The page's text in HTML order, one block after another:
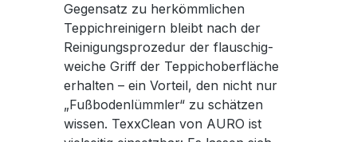
Gegensatz zu herkömmlichen
Teppichreinigern bleibt nach der
Reinigungsprozedur der flauschig-
weiche Griff der Teppichoberfläche
erhalten – ein Vorteil, den nicht nur
„Fußbodenlümmler“ zu schätzen
wissen. TexxClean von AURO ist